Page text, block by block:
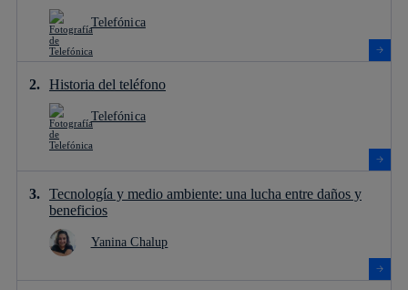
Telefónica
Historia del teléfono
Telefónica
Tecnología y medio ambiente: una lucha entre daños y
beneficios
Yanina Chalup